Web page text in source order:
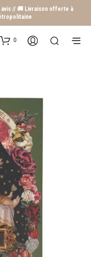
avis // 🚚 Livraison offerte à
0